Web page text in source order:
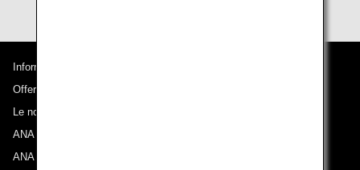
Informazioni su ANA
Offerte e annunci
Le nostre destinazioni
ANA Experience
ANA Mileage Club